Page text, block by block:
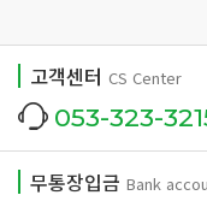
고객센터 CS Center
053-323-
무통장입금 Bank